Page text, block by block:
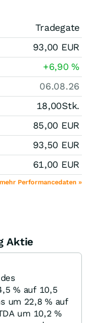
Tradegate
93,00 EUR
+6,90%
06.08.26
18,00Stk.
85,00 EUR
93,50 EUR
61,00 EUR
mehr Performancedaten »
Aktie
% auf 10,5
um 22,8 % auf
um 10,2 %